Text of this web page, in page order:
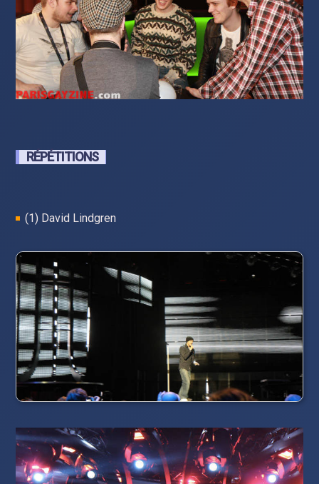
RÉPÉTITIONS
(1) David Lindgren